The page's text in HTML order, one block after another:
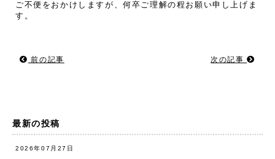
ご不便をおかけしますが、何卒ご理解の程お願い申し上げま
す。
前の記事 次の記事
最新の投稿
2026年07月27日